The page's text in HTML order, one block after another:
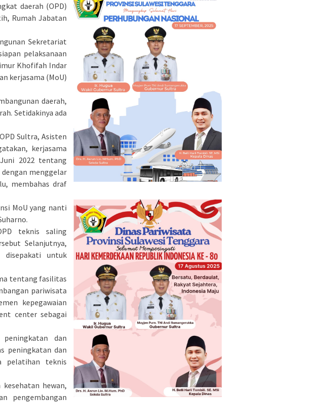
daerah (OPD)
Rumah Jabatan
Sekretariat
pelaksanaan
Khofifah Indar
kerjasama (MoU)
daerah,
Setidakinya ada
Sultra, Asisten
kerjasama
2022 tentang
menggelar
membahas draf
MoU yang nanti
teknis saling
Selanjutnya,
disepakati untuk
tentang fasilitas
pariwisata
kepegawaian
center sebagai
dan
peningkatan dan
pelatihan teknis
hewan,
pengembangan